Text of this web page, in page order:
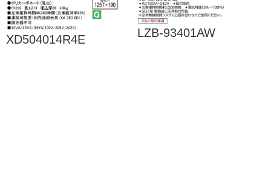
XD504014R4E LZB-93401AW